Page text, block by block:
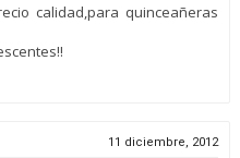
calidad,para quinceañeras
11 diciembre, 2012